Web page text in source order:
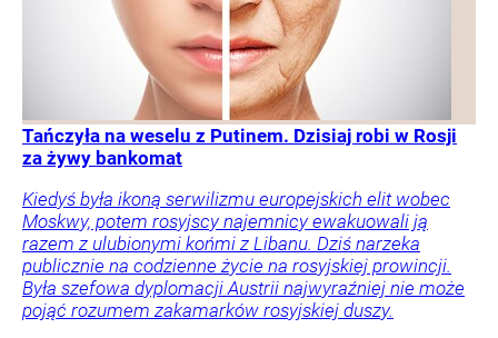
Tańczyła na weselu z Putinem. Dzisiaj robi w Rosji
za żywy bankomat
Kiedyś była ikoną serwilizmu europejskich elit wobec
Moskwy, potem rosyjscy najemnicy ewakuowali ją
razem z ulubionymi końmi z Libanu. Dziś narzeka
publicznie na codzienne życie na rosyjskiej prowincji.
Była szefowa dyplomacji Austrii najwyraźniej nie może
pojąć rozumem zakamarków rosyjskiej duszy.